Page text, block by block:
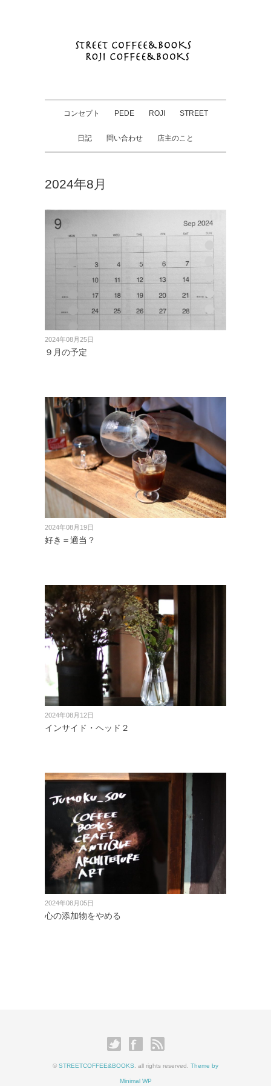
コンセプト PEDE ROJI STREET
日記 問い合わせ 店主のこと
2024年8月
2024年08月25日
９月の予定
2024年08月19日
好き＝適当？
2024年08月12日
インサイド・ヘッド２
2024年08月05日
心の添加物をやめる
© STREETCOFFEE&BOOKS . all rights reserved. Theme by
Minimal WP